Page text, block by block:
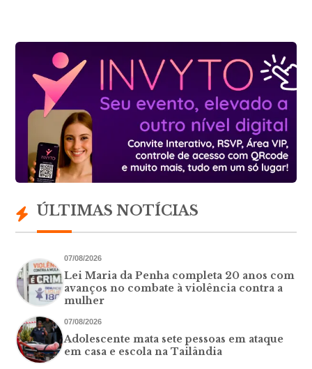
ÚLTIMAS NOTÍCIAS
07/08/2026
Lei Maria da Penha completa 20 anos com
avanços no combate à violência contra a
mulher
07/08/2026
Adolescente mata sete pessoas em ataque
em casa e escola na Tailândia